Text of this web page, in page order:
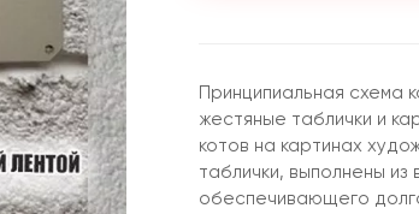
Принципиальная схема
жестяные таблички и
котов на картинах
таблички, выполнены из
обеспечивающего